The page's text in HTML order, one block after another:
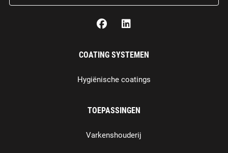
COATING SYSTEMEN
Hygiënische coatings
TOEPASSINGEN
Varkenshouderij